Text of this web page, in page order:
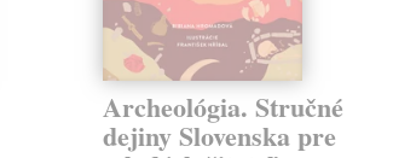
Archeológia. Stručné
dejiny Slovenska pre